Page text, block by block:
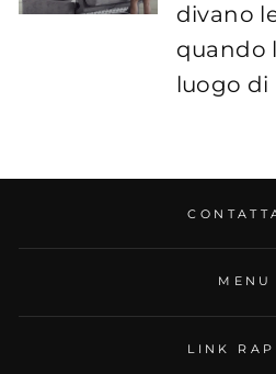
divano
quando
luogo di
MENU
LINK